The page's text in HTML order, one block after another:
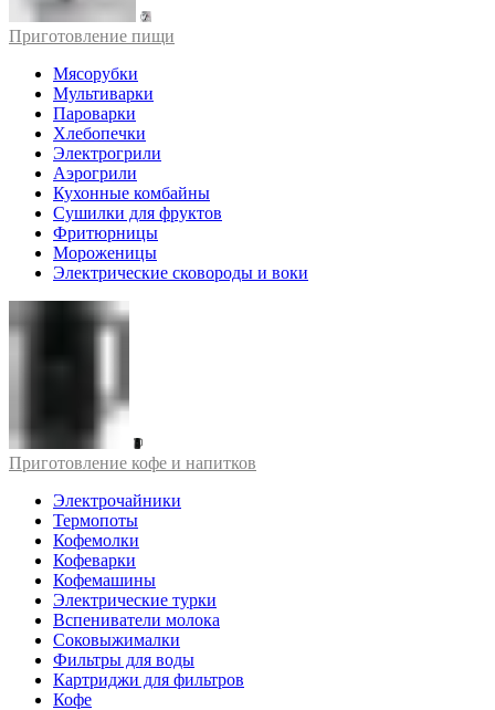
Приготовление пищи
Мясорубки
Мультиварки
Пароварки
Хлебопечки
Электрогрили
Аэрогрили
Кухонные комбайны
Сушилки для фруктов
Фритюрницы
Мороженицы
Электрические сковороды и воки
Приготовление кофе и напитков
Электрочайники
Термопоты
Кофемолки
Кофеварки
Кофемашины
Электрические турки
Вспениватели молока
Соковыжималки
Фильтры для воды
Картриджи для фильтров
Кофе